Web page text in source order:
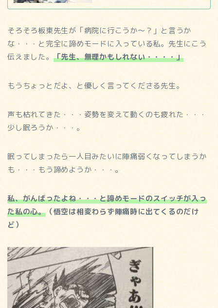
そろそろ板東先生が「病院に行こうか～？」と言うか
な・・・と完全に諦めモードに入っている私。先生にこう
伝えました。 「先生、無理かもしれない・・・・」
もうちょっとだよ、と優しく言ってくださる先生。
声も枯れてきた・・・姿勢を変えて動くのも疲れた・・・
少し眠ろうか・・・。
眠ってしまったら一人目みたいに陣痛弱くなってしまうか
も・・・もう諦めようか・・・。
私、がんばったよね・・・と諦めモードのスイッチが入っ
た私の心。（悟空は相変わらず陣痛時に出てくるのだけ
ど）